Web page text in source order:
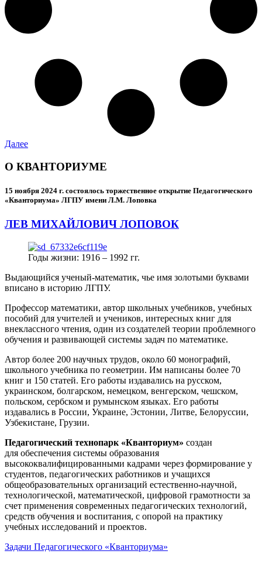
Далее
О КВАНТОРИУМЕ
15 ноября 2024 г. состоялось торжественное открытие Педагогического
«Кванториума» ЛГПУ имени Л.М. Лоповка
ЛЕВ МИХАЙЛОВИЧ ЛОПОВОК
Годы жизни: 1916 – 1992 гг.
Выдающийся ученый-математик, чье имя золотыми буквами
вписано в историю ЛГПУ.
Профессор математики, автор школьных учебников, учебных
пособий для учителей и учеников, интересных книг для
внеклассного чтения, один из создателей теории проблемного
обучения и развивающей системы задач по математике.
Автор более 200 научных трудов, около 60 монографий,
школьного учебника по геометрии. Им написаны более 70
книг и 150 статей. Его работы издавались на русском,
украинском, болгарском, немецком, венгерском, чешском,
польском, сербском и румынском языках. Его работы
издавались в России, Украине, Эстонии, Литве, Белоруссии,
Узбекистане, Грузии.
Педагогический технопарк «Кванториум» создан
для обеспечения системы образования
высококвалифицированными кадрами через формирование у
студентов, педагогических работников и учащихся
общеобразовательных организаций естественно-научной,
технологической, математической, цифровой грамотности за
счет применения современных педагогических технологий,
средств обучения и воспитания, с опорой на практику
учебных исследований и проектов.
Задачи Педагогического «Кванториума»